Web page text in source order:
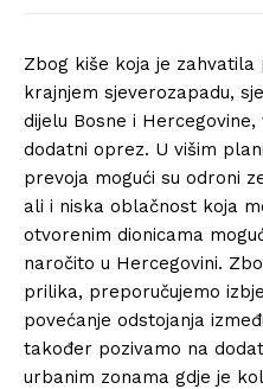
Zbog kiše koja je zahvatila
krajnjem sjeverozapadu,
dijelu Bosne i
dodatni oprez. U višim
prevoja mogući su odroni
ali i niska oblačnost koja
otvorenim dionicama
naročito u Hercegovini.
prilika, preporučujemo
povećanje odstojanja
također pozivamo na
urbanim zonama gdje je